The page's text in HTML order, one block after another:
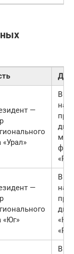
—
В
—
«Юг»
В
В